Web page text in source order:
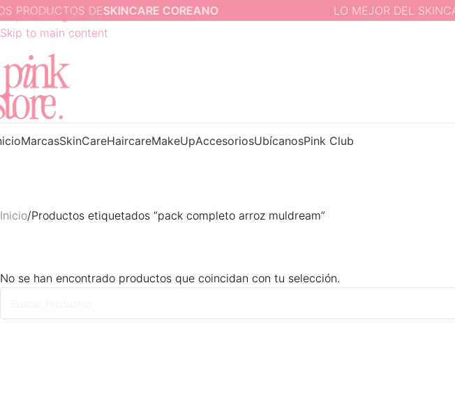
Skip to navigation
Skip to main content
DE SKINCARE COREANO LO MEJOR DEL
MarcasSkinCareHaircareMakeUpAccesoriosUbícanosPink Club
Inicio Productos etiquetados “pack completo arroz muldream”
No se han encontrado productos que coincidan con tu selección.